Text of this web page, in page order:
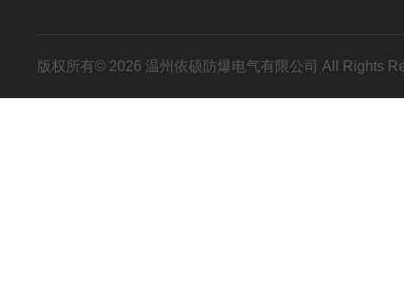
版权所有© 2026 温州依硕防爆电气有限公司 All Rights